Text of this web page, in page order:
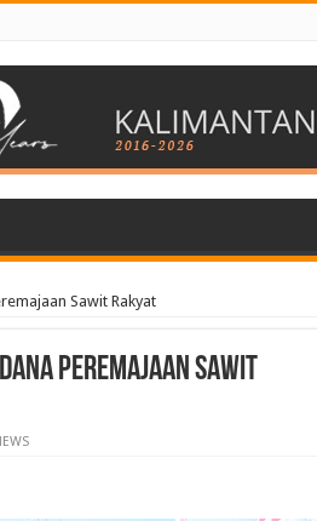
Sawit Rakyat
Peremajaan Sawit